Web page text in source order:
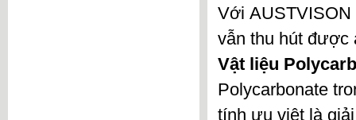
Với AUSTVISON
vẫn thu hút được
Vật liệu
Polycarbonate
tính ưu việt là